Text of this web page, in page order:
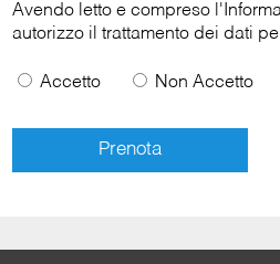
Avendo letto e compreso l'
autorizzo il trattamento dei dati
Accetto Non Accetto